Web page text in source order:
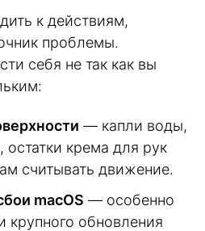
к действиям,
проблемы.
себя не так как вы
— капли воды,
крема для рук
считывать движение.
macOS — особенно
крупного обновления